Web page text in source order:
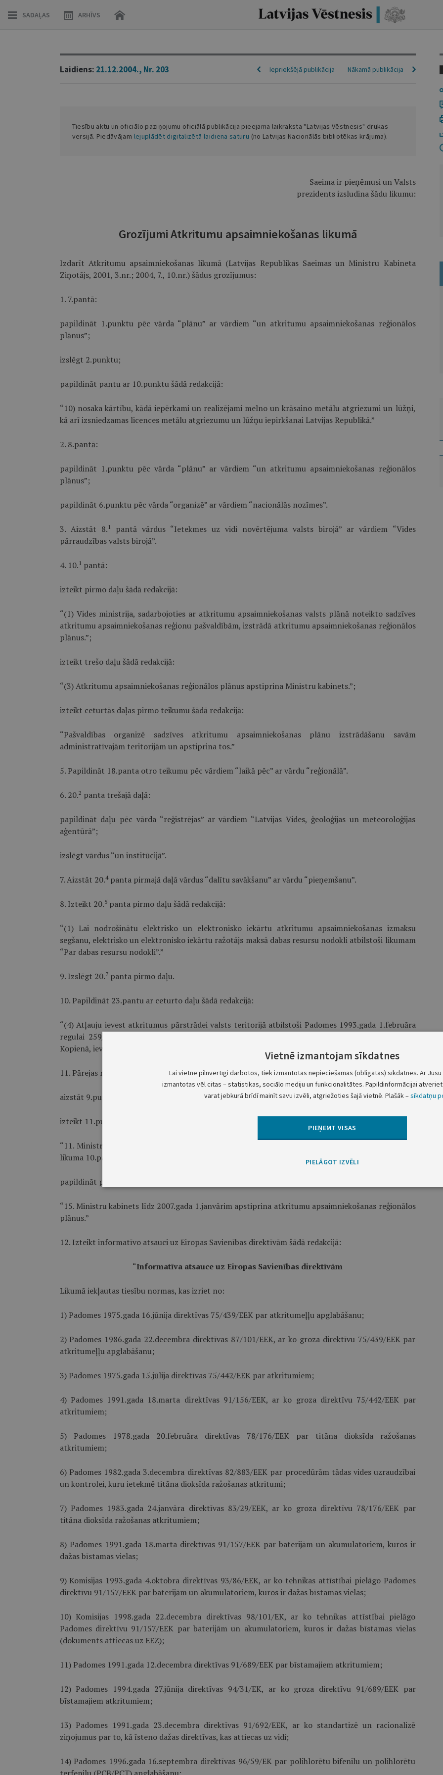
SADAĻAS ARHĪVS
Laidiens: 21.12.2004., Nr. 203 Nākamā publikācija
Iepriekšējā publikācija
Tiesību aktu un oficiālo paziņojumu oficiālā publikācija pieejama laikraksta "Latvijas Vēstnesis" drukas
versijā. Piedāvājam lejuplādēt digitalizētā laidiena saturu (no Latvijas Nacionālās bibliotēkas krājuma).
Saeima ir pieņēmusi un Valsts
prezidents izsludina šādu likumu:
Grozījumi Atkritumu apsaimniekošanas likumā
Izdarīt Atkritumu apsaimniekošanas likumā (Latvijas Republikas Saeimas un Ministru Kabineta
Ziņotājs, 2001, 3.nr.; 2004, 7., 10.nr.) šādus grozījumus:
1. 7.pantā:
papildināt 1.punktu pēc vārda “plānu” ar vārdiem “un atkritumu apsaimniekošanas reģionālos
plānus”;
izslēgt 2.punktu;
papildināt pantu ar 10.punktu šādā redakcijā:
“10) nosaka kārtību, kādā iepērkami un realizējami melno un krāsaino metālu atgriezumi un lūžņi,
kā arī izsniedzamas licences metālu atgriezumu un lūžņu iepirkšanai Latvijas Republikā.”
2. 8.pantā:
papildināt 1.punktu pēc vārda “plānu” ar vārdiem “un atkritumu apsaimniekošanas reģionālos
plānus”;
papildināt 6.punktu pēc vārda “organizē” ar vārdiem “nacionālās nozīmes”.
3. Aizstāt 8. 1
pantā vārdus “Ietekmes uz vidi novērtējuma valsts birojā” ar vārdiem “Vides
pārraudzības valsts birojā”.
4. 10. 1 pantā:
izteikt pirmo daļu šādā redakcijā:
“(1) Vides ministrija, sadarbojoties ar atkritumu apsaimniekošanas valsts plānā noteikto sadzīves
atkritumu apsaimniekošanas reģionu pašvaldībām, izstrādā atkritumu apsaimniekošanas reģionālos
plānus.”;
izteikt trešo daļu šādā redakcijā:
“(3) Atkritumu apsaimniekošanas reģionālos plānus apstiprina Ministru kabinets.”;
izteikt ceturtās daļas pirmo teikumu šādā redakcijā:
“Pašvaldības organizē sadzīves atkritumu apsaimniekošanas plānu izstrādāšanu savām
administratīvajām teritorijām un apstiprina tos.”
5. Papildināt 18.panta otro teikumu pēc vārdiem “laikā pēc” ar vārdu “reģionālā”.
6. 20.2 panta trešajā daļā:
papildināt daļu pēc vārda “reģistrējas” ar vārdiem “Latvijas Vides, ģeoloģijas un meteoroloģijas
aģentūrā”;
izslēgt vārdus “un institūcijā”.
7. Aizstāt 20.4panta pirmajā daļā vārdus “dalītu savākšanu” ar vārdu “pieņemšanu”.
8. Izteikt 20.5panta pirmo daļu šādā redakcijā:
“(1) Lai nodrošinātu elektrisko un elektronisko iekārtu atkritumu apsaimniekošanas izmaksu
segšanu, elektrisko un elektronisko iekārtu ražotājs maksā dabas resursu nodokli atbilstoši likumam
“Par dabas resursu nodokli”.”
9. Izslēgt 20.7panta pirmo daļu.
10. Papildināt 23.pantu ar ceturto daļu šādā redakcijā:
“(4) Atļauju ievest atkritumus pārstrādei valsts teritorijā atbilstoši Padomes 1993.gada 1.februāra
regulai 259/93/EEK par uzraudzību un kontroli attiecībā uz atkritumu pārvadājumiem Eiropas
Kopienā, ievešanu tajā un izvešanu no tās izsniedz Valsts vides dienests.”
11. Pārejas noteikumos:
aizstāt 9.punkta ievaddaļā un 2.apakšpunktā vārdu “janvārim” ar vārdu “jūlijam”;
izteikt 11.punktu šādā redakcijā:
“11. Ministru kabinets līdz 2005.gada 1.jūlijam iekļauj atkritumu apsaimniekošanas valsts plānā šā
likuma 10.panta otrās daļas 8.punktā un trešajā daļā minētās prasības.”;
papildināt pārejas noteikumus ar 15.punktu šādā redakcijā:
“15. Ministru kabinets līdz 2007.gada 1.janvārim apstiprina atkritumu apsaimniekošanas reģionālos
plānus.”
12. Izteikt informatīvo atsauci uz Eiropas Savienības direktīvām šādā redakcijā:
“Informatīva atsauce uz Eiropas Savienības direktīvām
Likumā iekļautas tiesību normas, kas izriet no:
1) Padomes 1975.gada 16.jūnija direktīvas 75/439/EEK par atkritumeļļu apglabāšanu;
2) Padomes 1986.gada 22.decembra direktīvas 87/101/EEK, ar ko groza direktīvu 75/439/EEK par
atkritumeļļu apglabāšanu;
3) Padomes 1975.gada 15.jūlija direktīvas 75/442/EEK par atkritumiem;
4) Padomes 1991.gada 18.marta direktīvas 91/156/EEK, ar ko groza direktīvu 75/442/EEK par
atkritumiem;
5) Padomes 1978.gada 20.februāra direktīvas 78/176/EEK par titāna dioksīda ražošanas
atkritumiem;
6) Padomes 1982.gada 3.decembra direktīvas 82/883/EEK par procedūrām tādas vides uzraudzībai
un kontrolei, kuru ietekmē titāna dioksīda ražošanas atkritumi;
7) Padomes 1983.gada 24.janvāra direktīvas 83/29/EEK, ar ko groza direktīvu 78/176/EEK par
titāna dioksīda ražošanas atkritumiem;
8) Padomes 1991.gada 18.marta direktīvas 91/157/EEK par baterijām un akumulatoriem, kuros ir
dažas bīstamas vielas;
9) Komisijas 1993.gada 4.oktobra direktīvas 93/86/EEK, ar ko tehnikas attīstībai pielāgo Padomes
direktīvu 91/157/EEK par baterijām un akumulatoriem, kuros ir dažas bīstamas vielas;
10) Komisijas 1998.gada 22.decembra direktīvas 98/101/EK, ar ko tehnikas attīstībai pielāgo
Padomes direktīvu 91/157/EEK par baterijām un akumulatoriem, kuros ir dažas bīstamas vielas
(dokuments attiecas uz EEZ);
11) Padomes 1991.gada 12.decembra direktīvas 91/689/EEK par bīstamajiem atkritumiem;
12) Padomes 1994.gada 27.jūnija direktīvas 94/31/EK, ar ko groza direktīvu 91/689/EEK par
bīstamajiem atkritumiem;
13) Padomes 1991.gada 23.decembra direktīvas 91/692/EEK, ar ko standartizē un racionalizē
ziņojumus par to, kā īsteno dažas direktīvas, kas attiecas uz vidi;
14) Padomes 1996.gada 16.septembra direktīvas 96/59/EK par polihlorētu bifenilu un polihlorētu
Vietnē izmantojam sīkdatnes
Lai vietne pilnvērtīgi darbotos, tiek izmantotas nepieciešamās (obligātās) sīkdatnes. Ar
izmantotas vēl citas – statistikas, sociālo mediju un funkcionalitātes. Papildinformācijai
varat jebkurā brīdī mainīt savu izvēli, atgriežoties šajā vietnē. Plašāk –sīkdatņu
PIEŅEMT VISAS
PIELĀGOT IZVĒLI